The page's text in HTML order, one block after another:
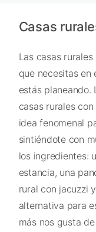
Casas
Las casas
que necesitas en
estás planeando.
casas rurales
idea fenomenal
sintiéndote con
los ingredientes:
estancia, una
rural con jacuzzi
alternativa para
más nos gusta